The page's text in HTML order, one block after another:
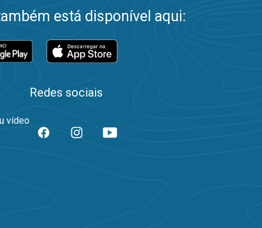
está disponível aqui:
vídeo
Redes sociais